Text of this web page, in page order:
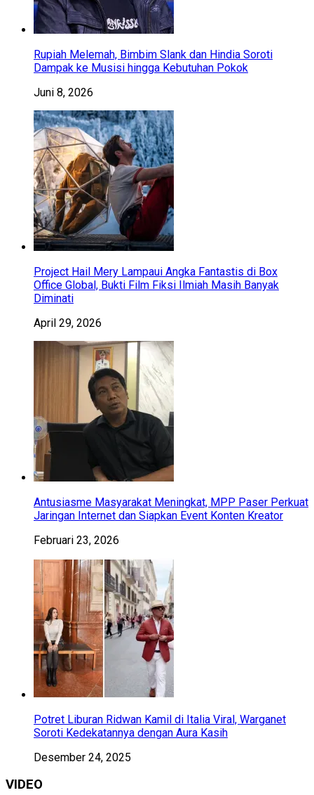
Rupiah Melemah, Bimbim Slank dan Hindia Soroti
Dampak ke Musisi hingga Kebutuhan Pokok
Juni 8, 2026
Project Hail Mery Lampaui Angka Fantastis di Box
Office Global, Bukti Film Fiksi Ilmiah Masih Banyak
Diminati
April 29, 2026
Antusiasme Masyarakat Meningkat, MPP Paser Perkuat
Jaringan Internet dan Siapkan Event Konten Kreator
Februari 23, 2026
Potret Liburan Ridwan Kamil di Italia Viral, Warganet
Soroti Kedekatannya dengan Aura Kasih
Desember 24, 2025
VIDEO